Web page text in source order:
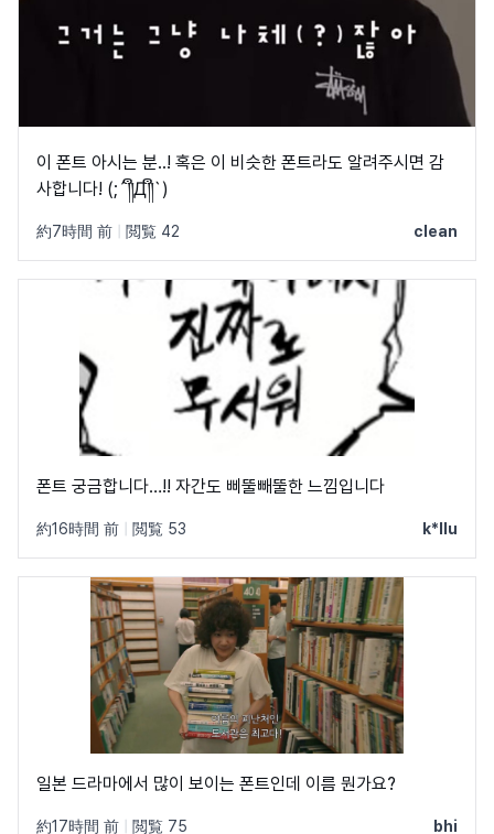
이 폰트 아시는 분..! 혹은 이 비슷한 폰트라도 알려주시면 감
사합니다! (;´༎ຶД༎ຶ`)
約7時間 前 閲覧 42 clean
폰트 궁금합니다…!! 자간도 삐뚤빼뚤한 느낌입니다
約16時間 前 閲覧 53 k*llu
일본 드라마에서 많이 보이는 폰트인데 이름 뭔가요?
約17時間 前 閲覧 75 bhi